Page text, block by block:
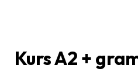
Kurs A2 +